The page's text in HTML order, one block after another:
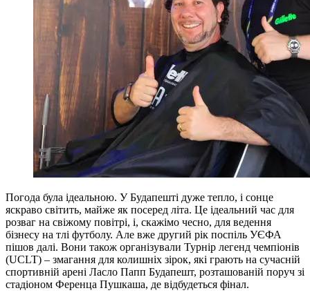
Погода була ідеальною. У Будапешті дуже тепло, і сонце
яскраво світить, майже як посеред літа. Це ідеальний час для
розваг на свіжому повітрі, і, скажімо чесно, для ведення
бізнесу на тлі футболу. Але вже другий рік поспіль УЄФА
пішов далі. Вони також організували Турнір легенд чемпіонів
(UCLT) – змагання для колишніх зірок, які грають на сучасній
спортивній арені Ласло Папп Будапешт, розташованій поруч зі
стадіоном Ференца Пушкаша, де відбудеться фінал.